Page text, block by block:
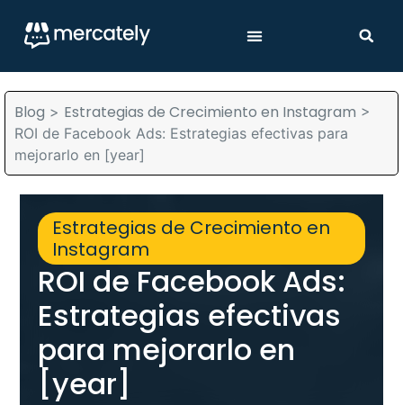
Blog > Estrategias de Crecimiento en Instagram >
ROI de Facebook Ads: Estrategias efectivas para
mejorarlo en [year]
Estrategias de Crecimiento en
Instagram
ROI de Facebook Ads:
Estrategias efectivas
para mejorarlo en
[year]